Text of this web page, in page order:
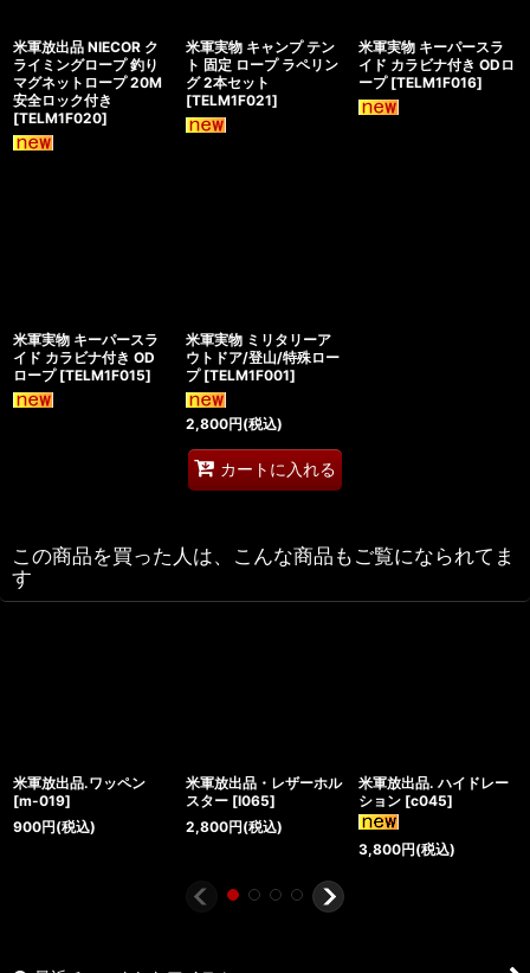
米軍放出品 NIECOR ク
ライミングロープ 釣り
マグネットロープ 20M
安全ロック付き
[TELM1F020]
米軍実物 キャンプ テン
ト 固定 ロープ ラペリン
グ 2本セット
[TELM1F021]
米軍実物 キーパースラ
イド カラビナ付き ODロ
ープ [TELM1F016]
米軍実物 キーパースラ
イド カラビナ付き OD
ロープ [TELM1F015]
米軍実物 ミリタリーア
ウトドア/登山/特殊ロー
プ [TELM1F001]
2,800円(税込)
カートに入れる
この商品を買った人は、こんな商品もご覧になられてま
す
米軍放出品.ワッペン
[m-019]
900円(税込)
米軍放出品・レザーホル
スター [I065]
2,800円(税込)
米軍放出品. ハイドレー
ション [c045]
3,800円(税込)